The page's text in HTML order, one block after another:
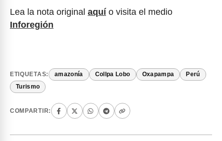
Lea la nota original aquío visita el medio
Inforegión
ETIQUETAS: amazonía Collpa Lobo Oxapampa Perú
Turismo
COMPARTIR: